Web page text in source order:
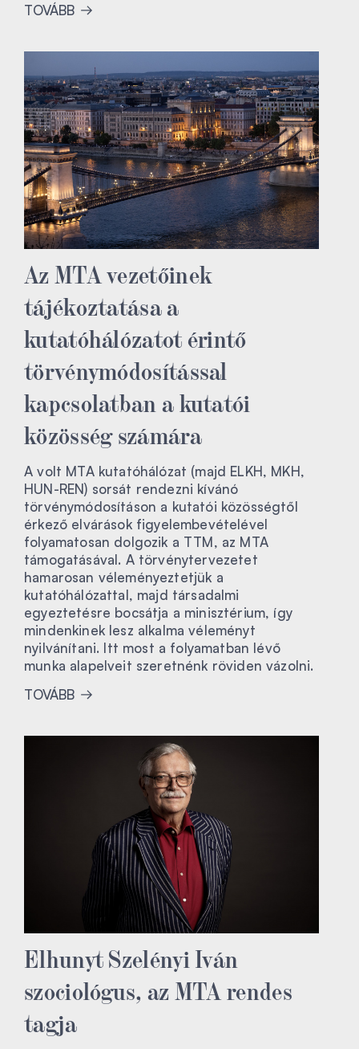
TOVÁBB
Az MTA vezetőinek
tájékoztatása a
kutatóhálózatot érintő
törvénymódosítással
kapcsolatban a kutatói
közösség számára
A volt MTA kutatóhálózat (majd ELKH, MKH,
HUN-REN) sorsát rendezni kívánó
törvénymódosításon a kutatói közösségtől
érkező elvárások figyelembevételével
folyamatosan dolgozik a TTM, az MTA
támogatásával. A törvénytervezetet
hamarosan véleményeztetjük a
kutatóhálózattal, majd társadalmi
egyeztetésre bocsátja a minisztérium, így
mindenkinek lesz alkalma véleményt
nyilvánítani. Itt most a folyamatban lévő
munka alapelveit szeretnénk röviden vázolni.
TOVÁBB
Elhunyt Szelényi Iván
szociológus, az MTA rendes
tagja